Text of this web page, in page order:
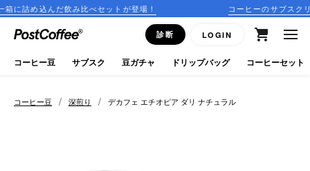
比べセットが登場！ コーヒーのサブスクリプションはこちら
診断 LOGIN
close
ログイン
新規会員登録
コーヒー豆 / 深煎り / デカフェ エチオピア ダリ ナチュラル
コーヒー豆 サブスク 豆ガチャ ドリップバッグ コーヒーセット